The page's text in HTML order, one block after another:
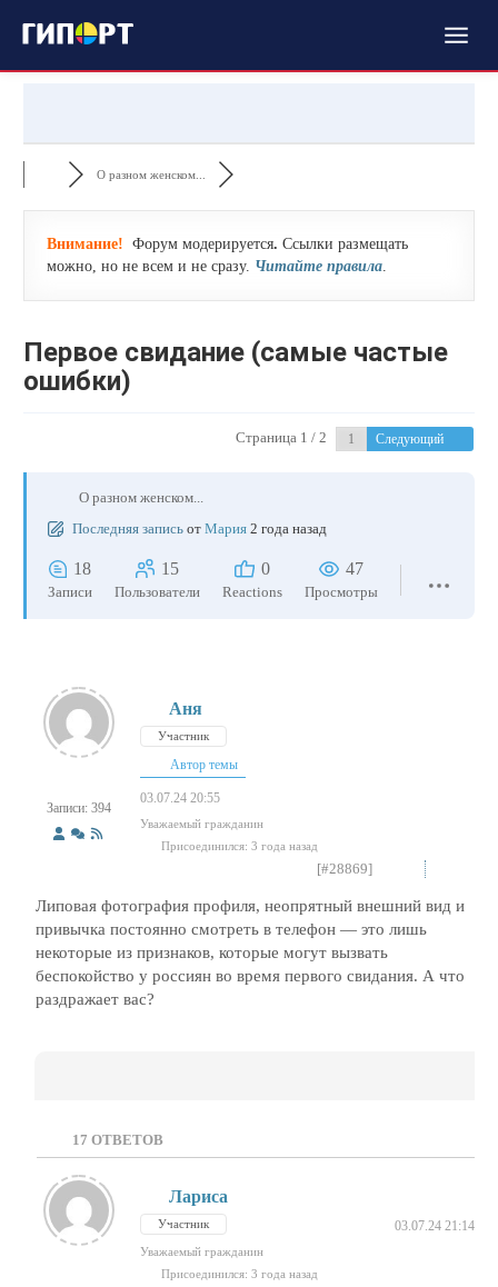
О разном женском...
Внимание! Форум модерируется. Ссылки размещать
можно, но не всем и не сразу. Читайте правила.
Первое свидание (самые частые
ошибки)
Страница 1 / 2 Следующий
О разном женском...
Последняя запись от Мария 2 года назад
18
Записи
15
Пользователи
0
Reactions
47
Просмотры
Записи: 394
Аня
Участник
Автор темы
03.07.24 20:55
Уважаемый гражданин
Присоединился: 3 года назад
[#28869]
Липовая фотография профиля, неопрятный внешний вид и
привычка постоянно смотреть в телефон — это лишь
некоторые из признаков, которые могут вызвать
беспокойство у россиян во время первого свидания. А что
раздражает вас?
17 ОТВЕТОВ
Лариса
Участник 03.07.24 21:14
Уважаемый гражданин
Присоединился: 3 года назад